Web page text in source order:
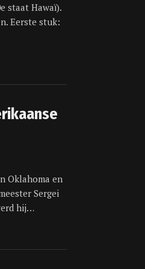
staat Hawaï).
Eerste stuk:
Oklahoma en
Sergei
hij…